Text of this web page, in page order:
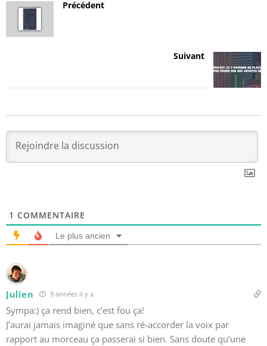
Précédent
Suivant
1 COMMENTAIRE
Le plus ancien
Julien 9 années il y a
Sympa:) ça rend bien, c’est fou ça!
J’aurai jamais imaginé que sans ré-accorder la voix par
rapport au morceau ça passerai si bien. Sans doute qu’une